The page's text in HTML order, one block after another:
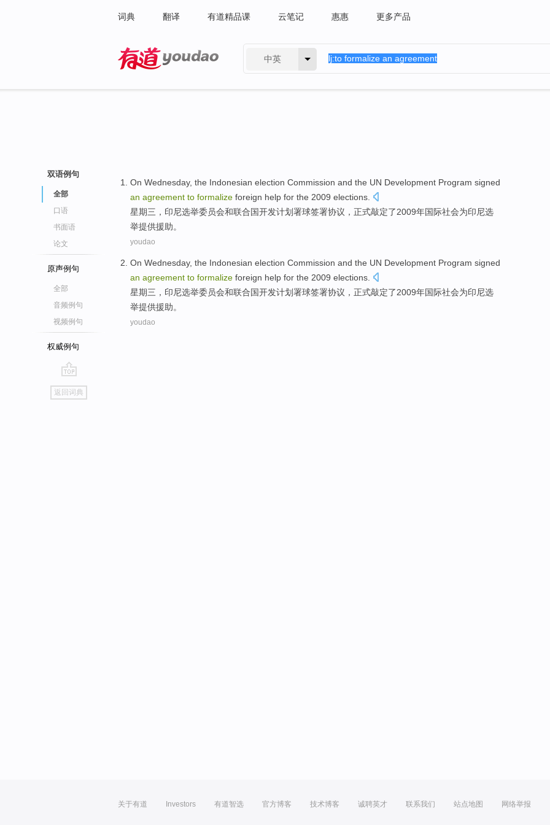
词典 翻译 有道精品课 云笔记 惠惠 更多产品
中英
双语例句
全部
口语
书面语
论文
原声例句
全部
音频例句
视频例句
权威例句
go
top
返回词典
On Wednesday, the Indonesian election Commission and the UN Development Program signed
an agreement to formalize foreign help for the 2009 elections
星期三 ， 印尼选举委员会和联合国开发计划署球签署协议 ， 正式敲定了2009年国际社会为印尼选
举提供援助。
youdao
On Wednesday, the Indonesian election Commission and the UN Development Program signed
an agreement to formalize foreign help for the 2009 elections
星期三 ， 印尼选举委员会和联合国开发计划署球签署协议 ， 正式敲定了2009年国际社会为印尼选
举提供援助。
youdao
关于有道 Investors 有道智选 官方博客 技术博客 诚聘英才 联系我们 站点地图 网络举报